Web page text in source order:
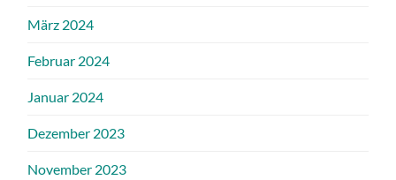
März 2024
Februar 2024
Januar 2024
Dezember 2023
November 2023